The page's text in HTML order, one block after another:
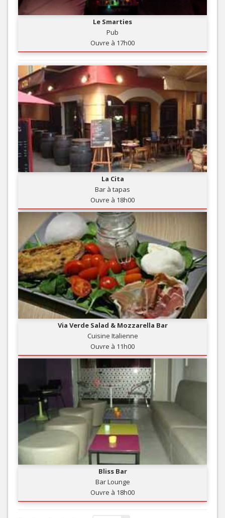
Le Smarties
Pub
Ouvre à 17h00
La Cita
Bar à tapas
Ouvre à 18h00
Via Verde Salad & Mozzarella Bar
Cuisine Italienne
Ouvre à 11h00
Bliss Bar
Bar Lounge
Ouvre à 18h00